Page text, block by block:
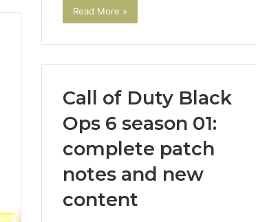
Read More »
Call of Duty Black
Ops 6 season 01:
complete patch
notes and new
content